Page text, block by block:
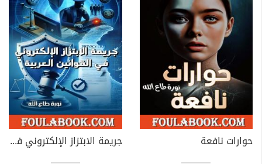
حوارات نافعة جريمة الابتزاز الإلكتروني في القوانين العربية